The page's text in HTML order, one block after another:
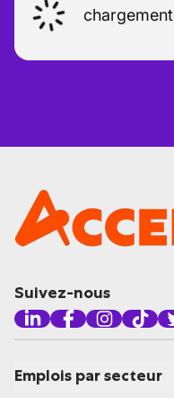
chargement
Suivez-nous
Emplois par secteur